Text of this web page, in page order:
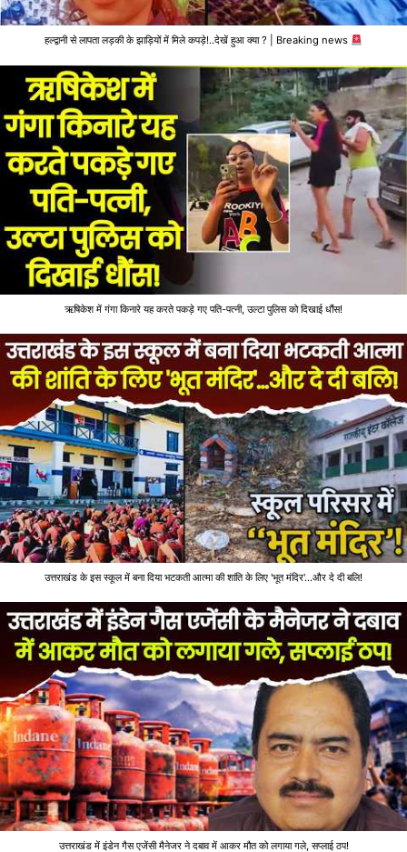
हल्द्वानी से लापता लड़की के झाड़ियों में मिले कपड़े!..देखें हुआ क्या ? | Breaking news
ऋषिकेश में गंगा किनारे यह करते पकड़े गए पति-पत्नी, उल्टा पुलिस को दिखाई धौंस!
उत्तराखंड के इस स्कूल में बना दिया भटकती आत्मा की शांति के लिए 'भूत मंदिर'...और दे दी बलि!
उत्तराखंड में इंडेन गैस एजेंसी मैनेजर ने दबाव में आकर मौत को लगाया गले, सप्लाई ठप!